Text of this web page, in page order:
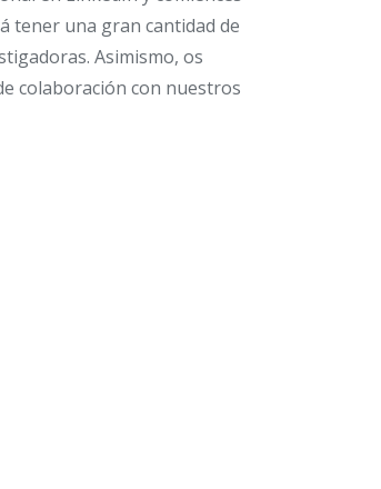
tener una gran cantidad de
Asimismo, os
colaboración con nuestros